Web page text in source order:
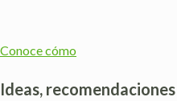
Conoce cómo
Ideas,